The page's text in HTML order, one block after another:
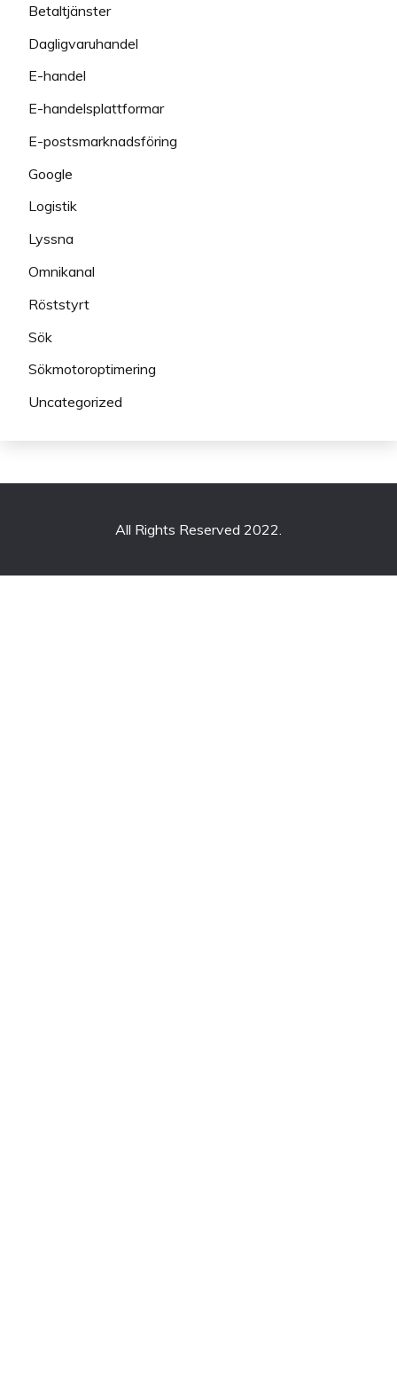
Betaltjänster
Dagligvaruhandel
E-handel
E-handelsplattformar
E-postsmarknadsföring
Google
Logistik
Lyssna
Omnikanal
Röststyrt
Sök
Sökmotoroptimering
Uncategorized
All Rights Reserved 2022.